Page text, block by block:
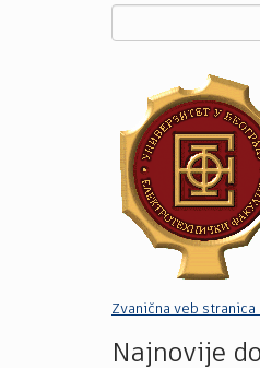
Zvanična veb
Najnovije